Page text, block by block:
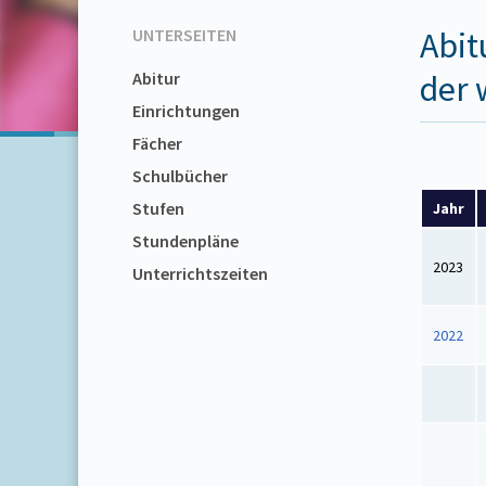
UNTERSEITEN
Abitur
Einrichtungen
Fächer
Schulbücher
Stufen
Stundenpläne
Unterrichtszeiten
der
Jahr
2023
2022